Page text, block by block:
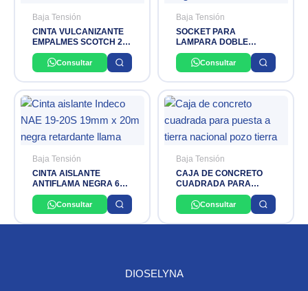
Baja Tensión
CINTA VULCANIZANTE
EMPALMES SCOTCH 23
3M
Consultar
Baja Tensión
SOCKET PARA
LAMPARA DOBLE
CONTACTO RX7S
Consultar
Baja Tensión
CINTA AISLANTE
ANTIFLAMA NEGRA 600
V 3/4» 20 MTS NEX-TAPE
INDECOConsultar
Baja Tensión
CAJA DE CONCRETO
CUADRADA PARA
PUESTA A TIERRA
NACIONAL
Consultar
DIOSELYNA